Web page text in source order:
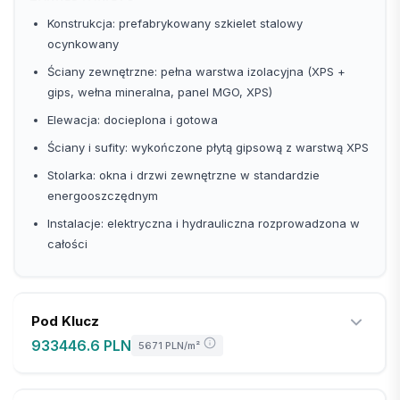
Konstrukcja: prefabrykowany szkielet stalowy
ocynkowany
Ściany zewnętrzne: pełna warstwa izolacyjna (XPS +
gips, wełna mineralna, panel MGO, XPS)
Elewacja: docieplona i gotowa
Ściany i sufity: wykończone płytą gipsową z warstwą XPS
Stolarka: okna i drzwi zewnętrzne w standardzie
energooszczędnym
Instalacje: elektryczna i hydrauliczna rozprowadzona w
całości
Pod Klucz
933446.6 PLN 5671 PLN/m²